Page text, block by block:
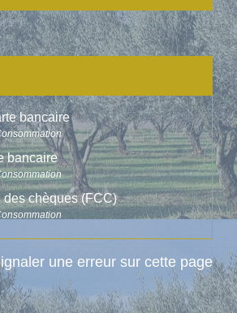
bancaire
bancaire
des chèques (FCC)
une erreur sur cette page